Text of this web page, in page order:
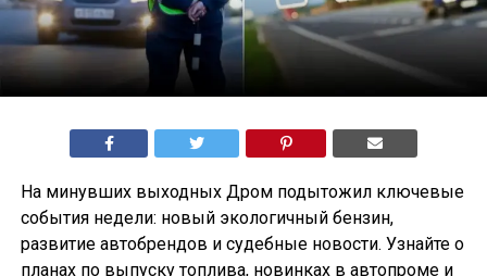
На минувших выходных Дром подытожил ключевые
события недели: новый экологичный бензин,
развитие автобрендов и судебные новости. Узнайте о
планах по выпуску топлива, новинках в автопроме и